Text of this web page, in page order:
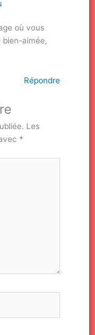
où vous
bien-aimée,
Répondre
Les
*